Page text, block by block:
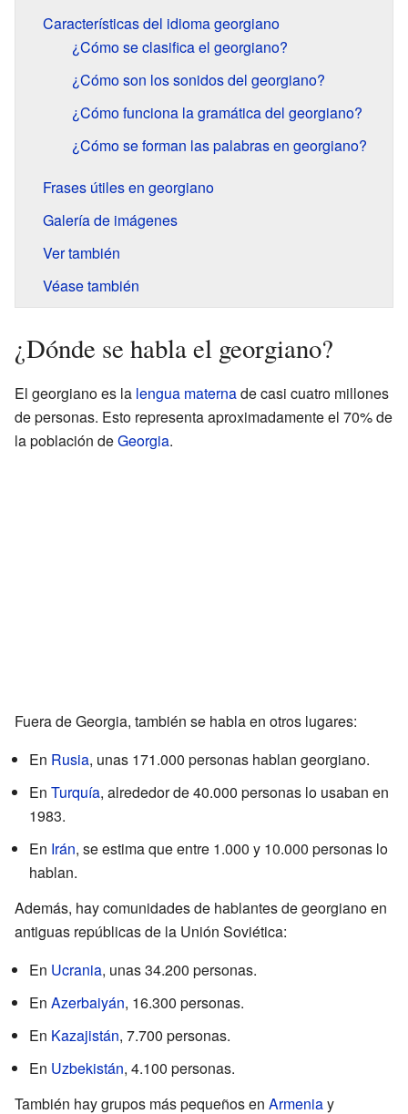
Características del idioma georgiano
¿Cómo se clasifica el georgiano?
¿Cómo son los sonidos del georgiano?
¿Cómo funciona la gramática del georgiano?
¿Cómo se forman las palabras en georgiano?
Frases útiles en georgiano
Galería de imágenes
Ver también
Véase también
¿Dónde se habla el georgiano?
El georgiano es la lengua maternade casi cuatro millones
de personas. Esto representa aproximadamente el 70% de
la población deGeorgia.
Fuera de Georgia, también se habla en otros lugares:
En Rusia, unas 171.000 personas hablan georgiano.
En Turquía, alrededor de 40.000 personas lo usaban en
1983.
En Irán, se estima que entre 1.000 y 10.000 personas lo
hablan.
Además, hay comunidades de hablantes de georgiano en
antiguas repúblicas de la Unión Soviética:
En Ucrania, unas 34.200 personas.
En Azerbaiyán, 16.300 personas.
En Kazajistán, 7.700 personas.
En Uzbekistán, 4.100 personas.
También hay grupos más pequeños en Armeniay